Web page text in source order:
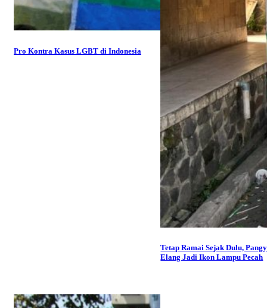
Pro Kontra Kasus LGBT di Indonesia
Tetap Ramai Sejak Dulu,
Elang Jadi Ikon Lampu Pecah